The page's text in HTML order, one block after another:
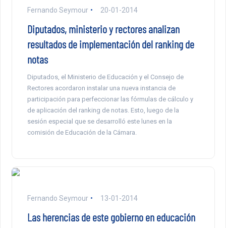
Fernando Seymour 20-01-2014
Diputados, ministerio y rectores analizan
resultados de implementación del ranking de
notas
Diputados, el Ministerio de Educación y el Consejo de
Rectores acordaron instalar una nueva instancia de
participación para perfeccionar las fórmulas de cálculo y
de aplicación del ranking de notas. Esto, luego de la
sesión especial que se desarrolló este lunes en la
comisión de Educación de la Cámara.
Fernando Seymour 13-01-2014
Las herencias de este gobierno en educación